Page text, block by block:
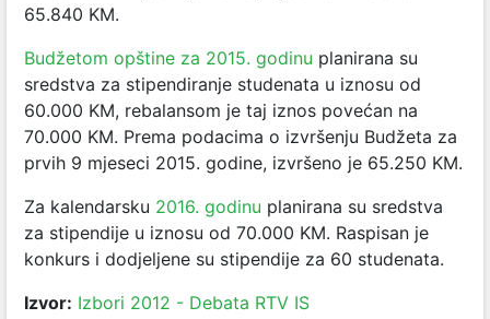
65.840 KM.
Budžetom opštine za 2015. godinu planirana su
sredstva za stipendiranje studenata u iznosu od
60.000 KM, rebalansom je taj iznos povećan na
70.000 KM. Prema podacima o izvršenju Budžeta za
prvih 9 mjeseci 2015. godine, izvršeno je 65.250 KM.
Za kalendarsku 2016. godinu planirana su sredstva
za stipendije u iznosu od 70.000 KM. Raspisan je
konkurs i dodjeljene su stipendije za 60 studenata.
Izvor: Izbori 2012 - Debata RTV IS